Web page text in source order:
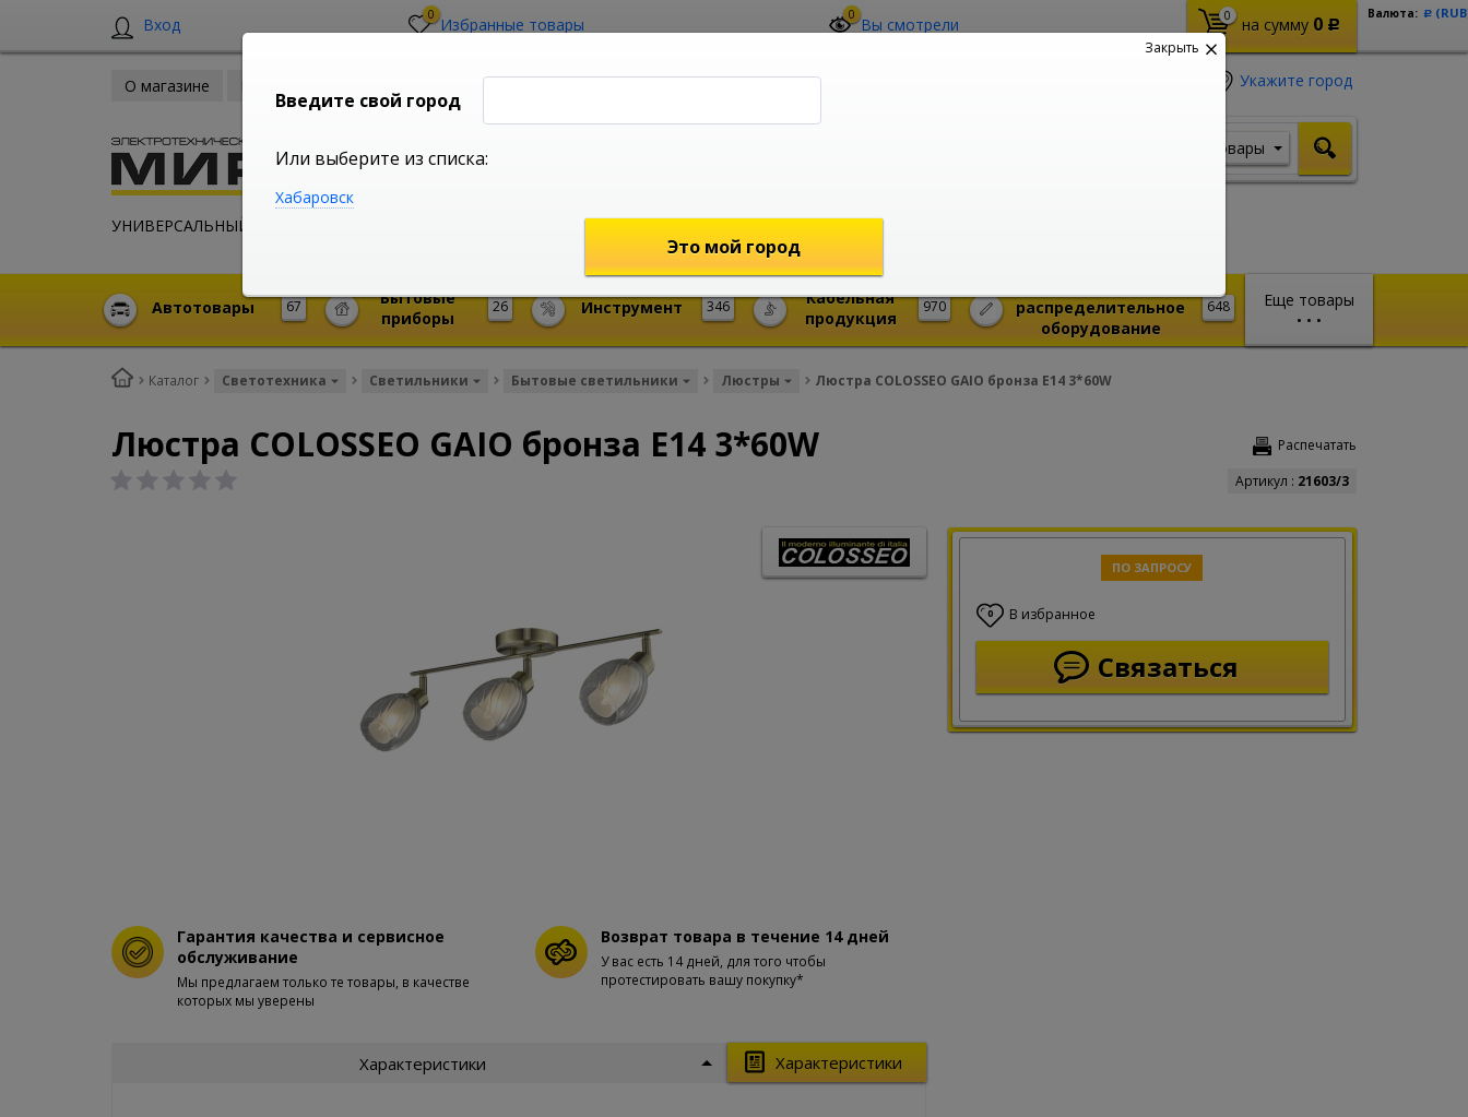
Вход 0 Избранные товары 0 Вы смотрели 0 на сумму 0 Р
Валюта: Р
О магазине
УНИВЕРСАЛЬНЫЙ ИНТЕРНЕТ МАГАЗИН
Укажите город
shop@mireks.ru
Товары
Еще товары
• • •
67
Автотовары 26
Бытовые
приборы
346
Инструмент 970
Кабельная
продукция
648
распределительное
оборудование
Каталог Светотехника Светильники Бытовые светильники Люстры Люстра COLOSSEO GAIO бронза E14 3*60W
Распечатать
Люстра COLOSSEO GAIO бронза E14 3*60W
Артикул : 21603/3
ПО ЗАПРОСУ
0 В избранное
Связаться
Гарантия качества и сервисное
обслуживание
Мы предлагаем только те товары, в качестве
которых мы уверены
Возврат товара в течение 14 дней
У вас есть 14 дней, для того чтобы
протестировать вашу покупку*
Характеристики
Характеристики
Закрыть
Введите свой город
Или выберите из списка:
Хабаровск
Это мой город